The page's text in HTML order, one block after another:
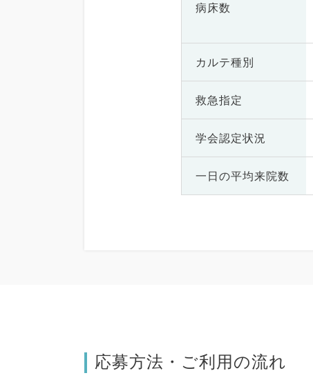
病床数
カルテ種別
救急指定
学会認定状況
一日の平均来院数
応募方法・ご利用の流れ